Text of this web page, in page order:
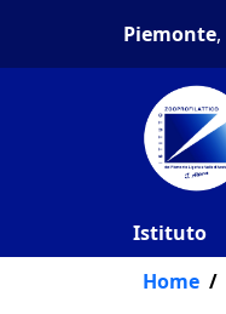
Piemonte,
Istituto
Home